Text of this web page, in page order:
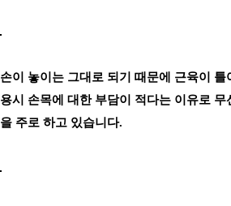
손이 놓이는 그대로 되기 때문에 근육이
용시 손목에 대한 부담이 적다는 이유로
을 주로 하고 있습니다.